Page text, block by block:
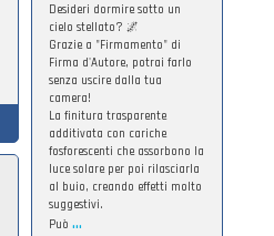
Desideri dormire sotto un
cielo stellato? 🌌
Grazie a "Firmamento" di
Firma d'Autore, potrai farlo
senza uscire dalla tua
camera!
La finitura trasparente
additivata con cariche
fosforescenti che assorbono la
luce solare per poi rilasciarla
al buio, creando effetti molto
suggestivi.
Può ...